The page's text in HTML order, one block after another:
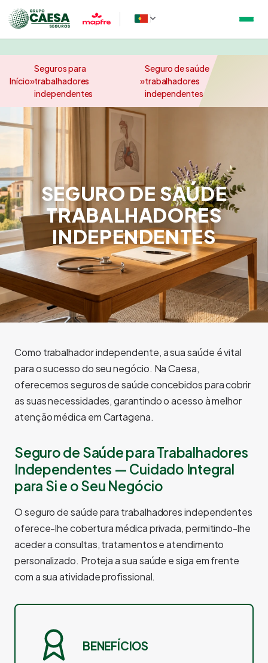
Início»
Seguros para
trabalhadores
independentes
»
Seguro de saúde
trabalhadores
independentes
SEGURO DE SAÚDE
TRABALHADORES
INDEPENDENTES
Como trabalhador independente, a sua saúde é vital
para o sucesso do seu negócio. Na Caesa,
oferecemos seguros de saúde concebidos para cobrir
as suas necessidades, garantindo o acesso à melhor
atenção médica em Cartagena.
Seguro de Saúde para Trabalhadores
Independentes — Cuidado Integral
para Si e o Seu Negócio
O seguro de saúde para trabalhadores independentes
oferece-lhe cobertura médica privada, permitindo-lhe
aceder a consultas, tratamentos e atendimento
personalizado. Proteja a sua saúde e siga em frente
com a sua atividade profissional.
BENEFÍCIOS